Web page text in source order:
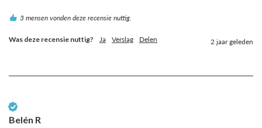
3 mensen vonden deze recensie nuttig.
Was deze recensie nuttig? Ja Verslag Delen 2 jaar geleden
Belén R